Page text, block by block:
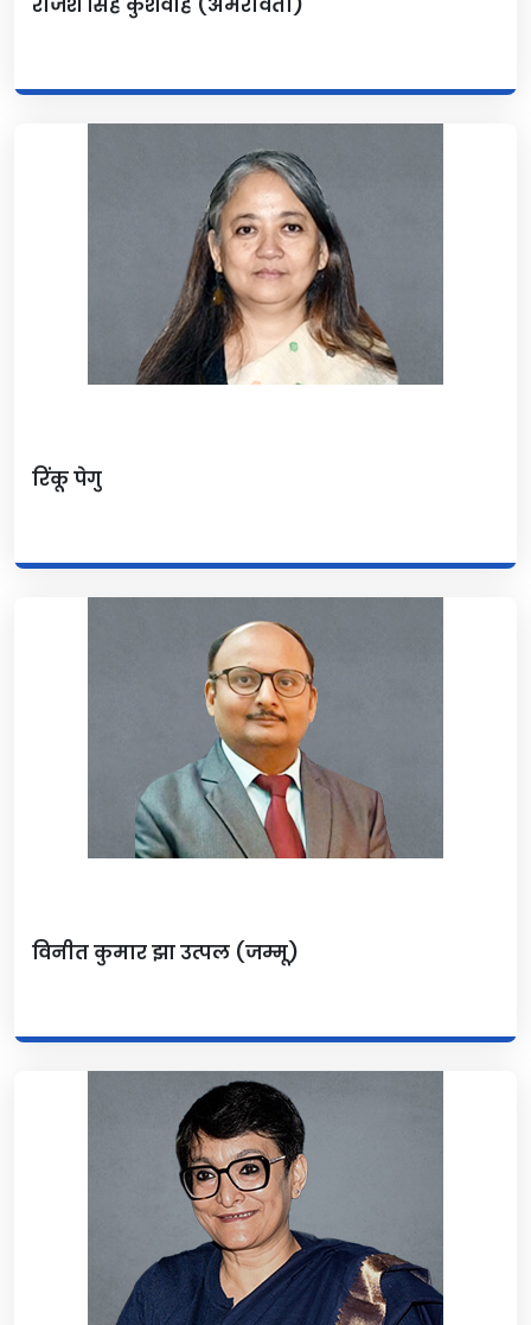
रिंकू पेगु
विनीत कुमार झा उत्पल (जम्मू)